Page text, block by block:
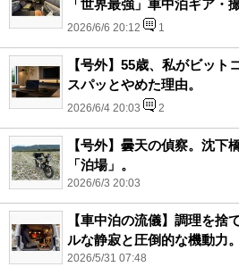
「世界最強」車中泊ギア・
2026/6/6 20:12 1
【号外】55歳、私がビット
スパッとやめた理由。
2026/6/4 20:03 2
【号外】曇天の偵察。沈下
「泊場」。
2026/6/3 20:03
【車中泊の流儀】調理を捨
ルな静寂と圧倒的な機動力。
2026/5/31 07:48